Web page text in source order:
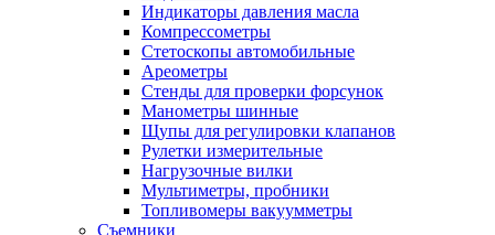
Индикаторы давления масла
Компрессометры
Стетоскопы автомобильные
Ареометры
Стенды для проверки форсунок
Манометры шинные
Щупы для регулировки клапанов
Рулетки измерительные
Нагрузочные вилки
Мультиметры, пробники
Топливомеры вакуумметры
Съемники